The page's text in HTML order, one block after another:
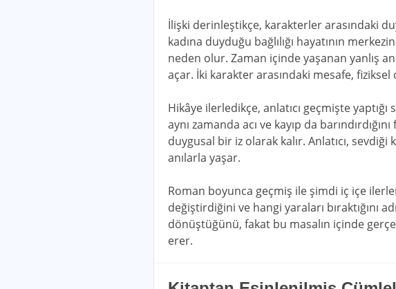
İlişki derinleştikçe, karakterler arasındaki
kadına duyduğu bağlılığı hayatının
neden olur. Zaman içinde yaşanan yanlış
açar. İki karakter arasındaki mesafe,
Hikâye ilerledikçe, anlatıcı geçmişte yaptığı
aynı zamanda acı ve kayıp da
duygusal bir iz olarak kalır. Anlatıcı,
anılarla yaşar.
Roman boyunca geçmiş ile şimdi iç içe
değiştirdiğini ve hangi yaraları bıraktığını
dönüştüğünü, fakat bu masalın içinde
erer.